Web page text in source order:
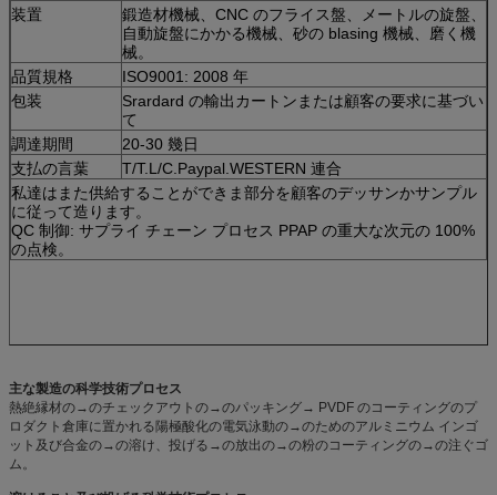
装置
鍛造材機械、CNC のフライス盤、メートルの旋盤、
自動旋盤にかかる機械、砂の blasing 機械、磨く機
械。
品質規格
ISO9001: 2008 年
包装
Srardard の輸出カートンまたは顧客の要求に基づい
て
調達期間
20-30 幾日
支払の言葉
T/T.L/C.Paypal.WESTERN 連合
私達はまた供給することができま部分を顧客のデッサンかサンプル
に従って造ります。
QC 制御: サプライ チェーン プロセス PPAP の重大な次元の 100%
の点検。
主な製造の科学技術プロセス
熱絶縁材の→のチェックアウトの→のパッキング→ PVDF のコーティングのプ
ロダクト倉庫に置かれる陽極酸化の電気泳動の→のためのアルミニウム インゴ
ット及び合金の→の溶け、投げる→の放出の→の粉のコーティングの→の注ぐゴ
ム。